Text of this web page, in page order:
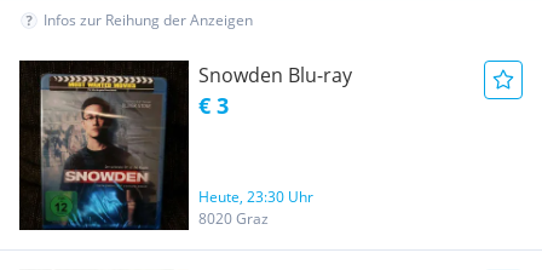
Infos zur Reihung der Anzeigen
Snowden Blu-ray
€ 3
Heute, 23:30 Uhr
8020 Graz